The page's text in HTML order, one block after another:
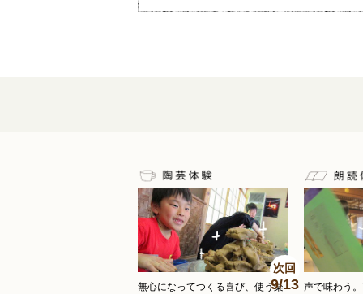
次回
9/13
無心になってつくる喜び、使う楽
声で味わう